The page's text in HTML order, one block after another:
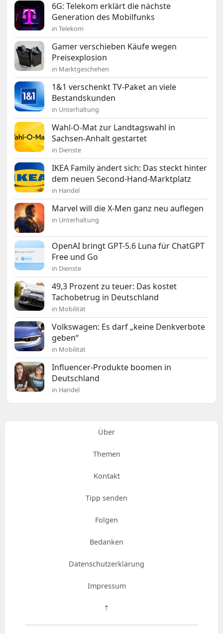
6G: Telekom erklärt die nächste
Generation des Mobilfunks
in Telekom
Gamer verschieben Käufe wegen
Preisexplosion
in Marktgeschehen
1&1 verschenkt TV-Paket an viele
Bestandskunden
in Unterhaltung
Wahl-O-Mat zur Landtagswahl in
Sachsen-Anhalt gestartet
in Dienste
IKEA Family ändert sich: Das steckt hinter
dem neuen Second-Hand-Marktplatz
in Handel
Marvel will die X-Men ganz neu auflegen
in Unterhaltung
OpenAI bringt GPT-5.6 Luna für ChatGPT
Free und Go
in Dienste
49,3 Prozent zu teuer: Das kostet
Tachobetrug in Deutschland
in Mobilität
Volkswagen: Es darf „keine Denkverbote
geben“
in Mobilität
Influencer-Produkte boomen in
Deutschland
in Handel
Über
Themen
Kontakt
Tipp senden
Folgen
Bedanken
Datenschutzerklärung
Impressum
⇡